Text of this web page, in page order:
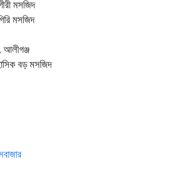
মসজিদ
মসজিদ
আলীগঞ্জ
বড় মসজিদ